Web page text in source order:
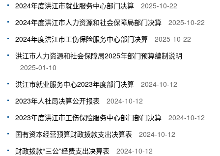
2024年度洪江市就业服务中心部门决算
2025-10-22
2024年度洪江市人力资源和社会保障局部门决算
2025-10-22
2024年度洪江市工伤保险服务中心部门决算
2025-10-22
洪江市人力资源和社会保障局2025年部门预算编制说明
2025-01-10
洪江市就业服务中心2023年度部门决算
2024-10-12
2023年人社局决算公开报表
2024-10-12
2023年度洪江市工伤保险服务中心部门部门决算
2024-10-12
国有资本经营预算财政拨款支出决算表
2024-10-12
财政拨款“三公”经费支出决算表
2024-10-12